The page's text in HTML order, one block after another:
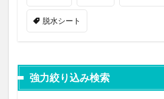
脱水シート
強力絞り込み検索